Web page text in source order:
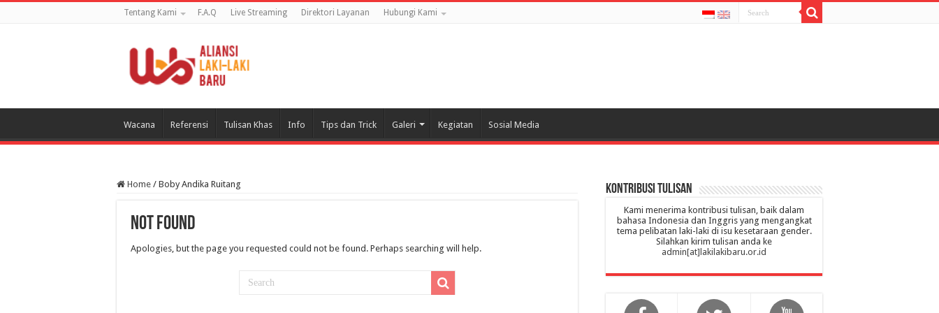
Tentang Kami F.A.Q Live Streaming Direktori Layanan Hubungi Kami
Wacana Referensi Tulisan Khas Info Tips dan Trick Galeri Kegiatan Sosial Media
Home / Boby Andika Ruitang
Not Found
Apologies, but the page you requested could not be found. Perhaps searching will help.
Kontribusi Tulisan
Kami menerima kontribusi tulisan, baik dalam
bahasa Indonesia dan Inggris yang mengangkat
tema pelibatan laki-laki di isu kesetaraan gender.
Silahkan kirim tulisan anda ke
admin[at]lakilakibaru.or.id